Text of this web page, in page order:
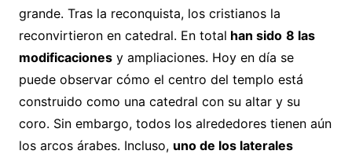
grande. Tras la reconquista, los cristianos la
reconvirtieron en catedral. En total han sido 8 las
modificacionesy ampliaciones. Hoy en día se
puede observar cómo el centro del templo está
construido como una catedral con su altar y su
coro. Sin embargo, todos los alrededores tienen aún
los arcos árabes. Incluso, uno de los laterales